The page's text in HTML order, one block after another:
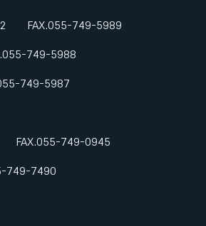
FAX.055-749-5989
749-5988
749-5987
FAX.055-749-0945
749-7490